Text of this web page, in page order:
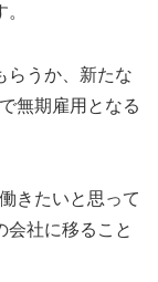
らうか、新たな
無期雇用となる
きたいと思って
会社に移ること